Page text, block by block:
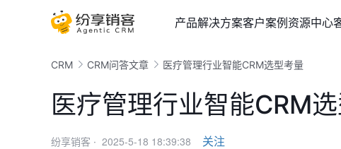
产品解决方案客户案例资源中心
CRM CRM问答文章 医疗管理行业智能CRM选型考量
医疗管理行业智能CRM
纷享销客 · 2025-5-18 18:39:38 关注